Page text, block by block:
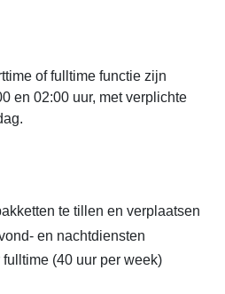
of fulltime functie zijn
en 02:00 uur, met verplichte
te tillen en verplaatsen
en nachtdiensten
(40 uur per week)